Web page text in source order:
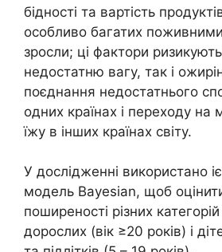
бідності та вартість
особливо багатих
зросли; ці фактори
недостатню вагу, так і
поєднання недостатнього
одних країнах і переходу
їжу в інших країнах світу.
У дослідженні використано
модель Bayesian, щоб
поширеності різних
дорослих (вік ≥20 років) і